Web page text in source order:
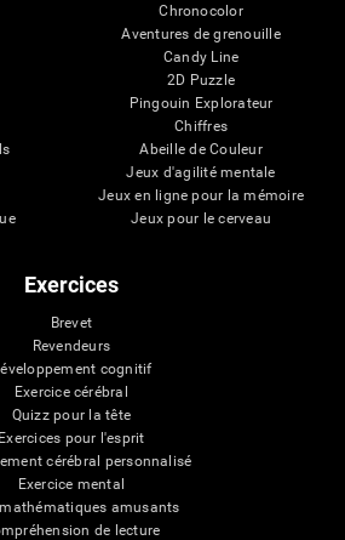
Chronocolor
Aventures de grenouille
Candy Line
2D Puzzle
Pingouin Explorateur
Chiffres
Abeille de Couleur
Jeux d'agilité mentale
Jeux en ligne pour la mémoire
Jeux pour le cerveau
Exercices
Brevet
Revendeurs
cognitif
Exercice cérébral
Quizz pour la tête
Exercices pour l'esprit
cérébral personnalisé
Exercice mental
amusants
de lecture